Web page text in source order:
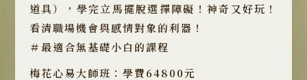
道具），學完立馬擺脫選擇障礙！神奇又好玩！
看清職場機會與感情對象的利器！
＃最適合無基礎小白的課程
梅花心易大師班：學費64800元